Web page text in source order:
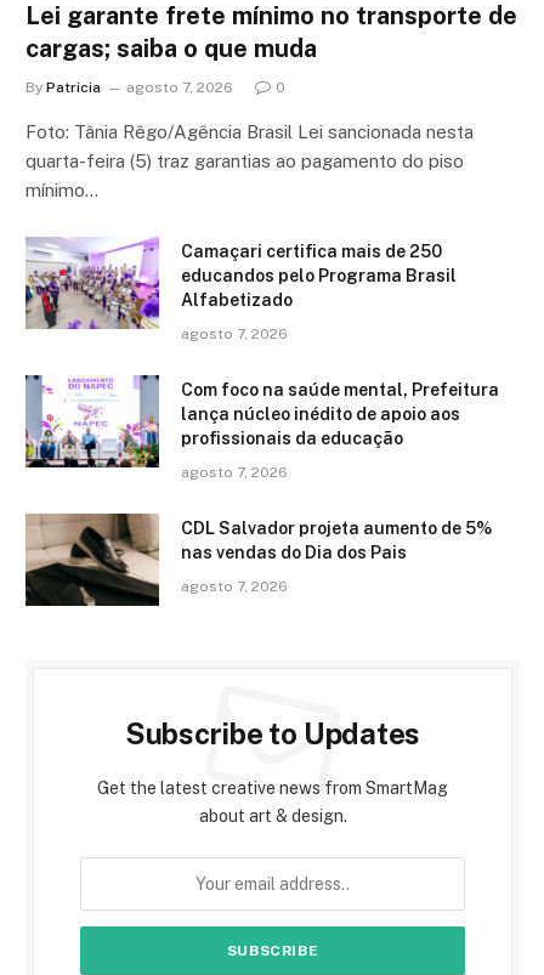
Lei garante frete mínimo no transporte de
cargas; saiba o que muda
By Patricia agosto 7, 2026 0
Foto: Tânia Rêgo/Agência Brasil Lei sancionada nesta
quarta-feira (5) traz garantias ao pagamento do piso
mínimo…
Camaçari certifica mais de 250
educandos pelo Programa Brasil
Alfabetizado
agosto 7, 2026
Com foco na saúde mental, Prefeitura
lança núcleo inédito de apoio aos
profissionais da educação
agosto 7, 2026
CDL Salvador projeta aumento de 5%
nas vendas do Dia dos Pais
agosto 7, 2026
Subscribe to Updates
Get the latest creative news from SmartMag
about art & design.